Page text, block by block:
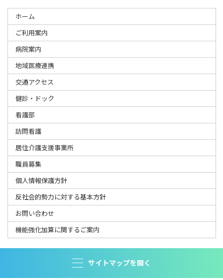
ホーム
ご利用案内
病院案内
地域医療連携
交通アクセス
健診・ドック
看護部
訪問看護
居住介護支援事業所
職員募集
個人情報保護方針
反社会的勢力に対する基本方針
お問い合わせ
機能強化加算に関するご案内
サイトマップを開く